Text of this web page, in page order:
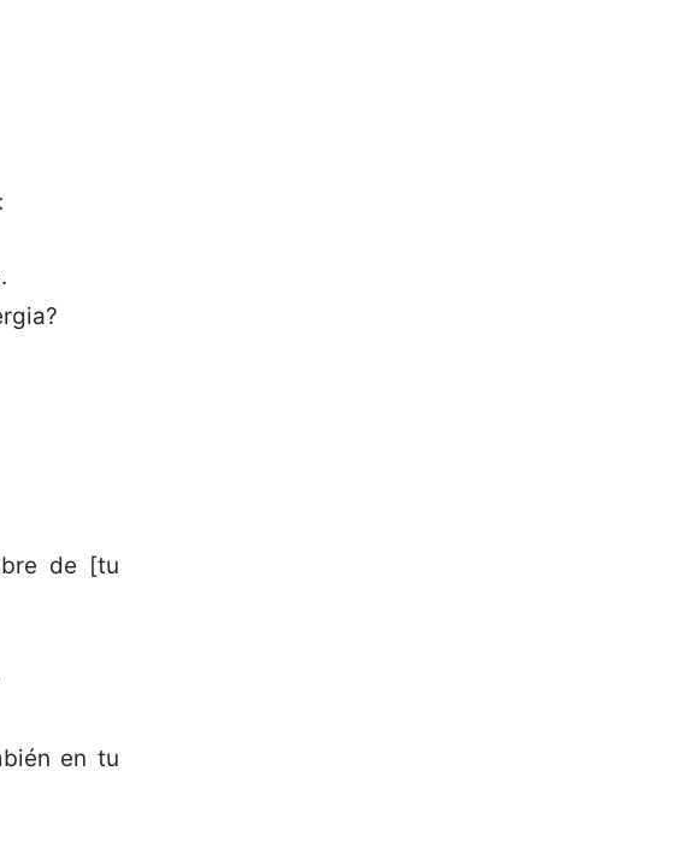
de [tu
en tu